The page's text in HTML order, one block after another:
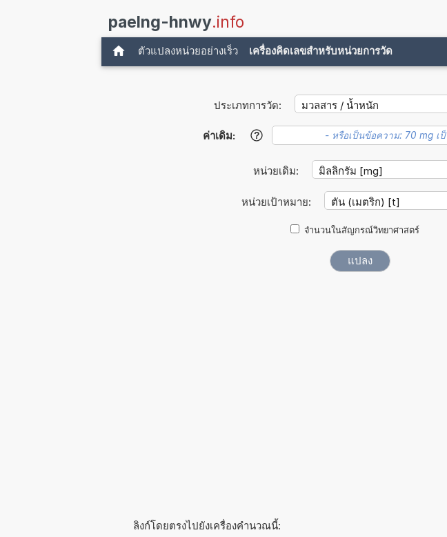
paelng-hnwy.info
ตัวแปลงหน่วยอย่างเร็ว เครื่องคิดเลขสำหรับหน่วยการวัด
ประเภทการวัด:
ค่าเดิม: ?
หน่วยเดิม:
หน่วยเป้าหมาย:
จำนวนในสัญกรณ์วิทยาศาสตร์
ลิงก์โดยตรงไปยังเครื่องคำนวณนี้: